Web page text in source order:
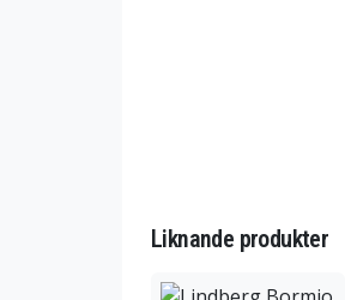
Liknande produkter